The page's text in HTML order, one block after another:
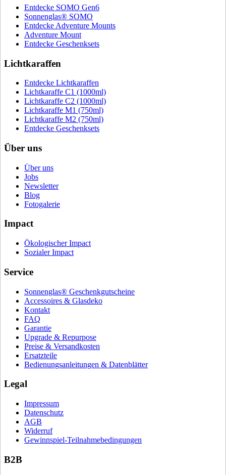
Entdecke SOMO Gen6
Sonnenglas® SOMO
Entdecke Adventure Mounts
Adventure Mount
Entdecke Geschenksets
Lichtkaraffen
Entdecke Lichtkaraffen
Lichtkaraffe C1 (1000ml)
Lichtkaraffe C2 (1000ml)
Lichtkaraffe M1 (750ml)
Lichtkaraffe M2 (750ml)
Entdecke Geschenksets
Über uns
Über uns
Jobs
Newsletter
Blog
Fotogalerie
Impact
Ökologischer Impact
Sozialer Impact
Service
Sonnenglas® Geschenkgutscheine
Accessoires & Glasdeko
Kontakt
FAQ
Garantie
Upgrade & Repurpose
Preise & Versandkosten
Ersatzteile
Bedienungsanleitungen & Datenblätter
Legal
Impressum
Datenschutz
AGB
Widerruf
Gewinnspiel-Teilnahmebedingungen
B2B